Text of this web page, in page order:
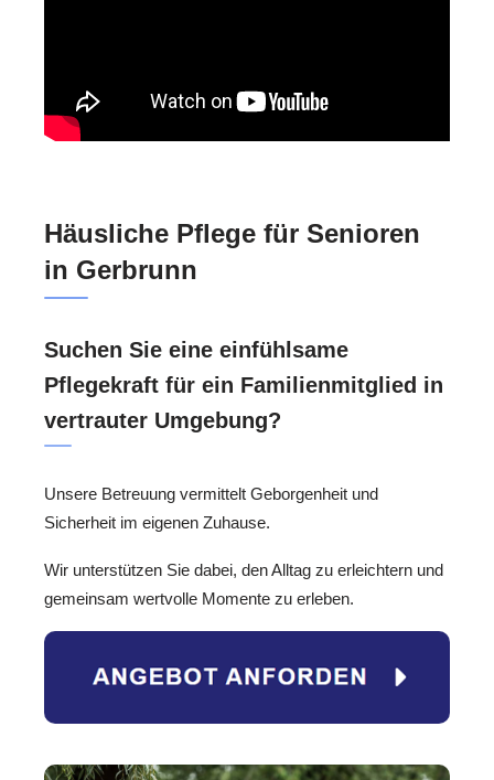
Häusliche Pflege für Senioren
in Gerbrunn
Suchen Sie eine einfühlsame
Pflegekraft für ein Familienmitglied in
vertrauter Umgebung?
Unsere Betreuung vermittelt Geborgenheit und
Sicherheit im eigenen Zuhause.
Wir unterstützen Sie dabei, den Alltag zu erleichtern und
gemeinsam wertvolle Momente zu erleben.